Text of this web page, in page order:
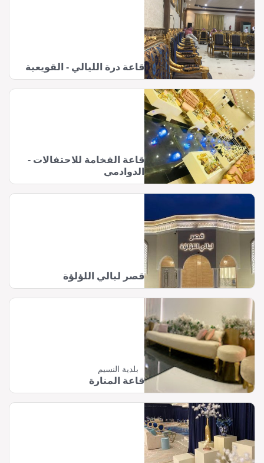
قاعة درة الليالي - القويعية
قاعة الفخامة للاحتفالات -
الدوادمي
قصر ليالي اللؤلؤة
بلدية النسيم
قاعة المنارة